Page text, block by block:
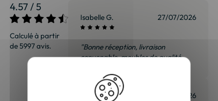
4.57 / 5
Calculé à partir
de 5997 avis.
Isabelle G. 27/07/2026
"Bonne réception, livraison
convenable, meubles de qualité,
déçus. Je recommanderai sans
hésiter"
Sophie S.
27/07/2026